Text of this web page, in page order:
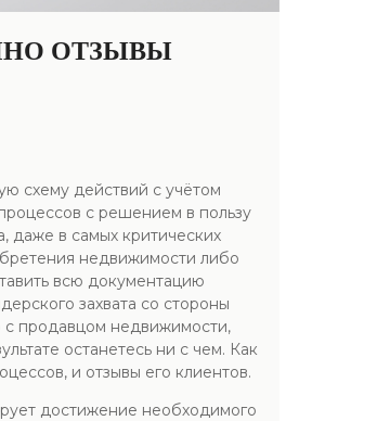
ОТЗЫВЫ
схему действий с учётом
с решением в пользу
даже в самых критических
недвижимости либо
всю документацию
захвата со стороны
с продавцом недвижимости,
останетесь ни с чем. Как
и отзывы его клиентов.
достижение необходимого